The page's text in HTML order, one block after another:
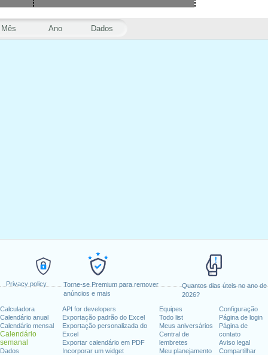
Privacy policy
Torne-se Premium para remover
anúncios e mais
Quantos dias úteis no ano de
2026?
Calculadora
Calendário anual
Calendário mensal
Calendário
semanal
Dados
API for developers
Exportação padrão do Excel
Exportação personalizada do
Excel
Exportar calendário em PDF
Incorporar um widget
Equipes
Todo list
Meus aniversários
Central de
lembretes
Meu planejamento
Configuração
Página de login
Página de
contato
Aviso legal
Compartilhar
Mês Ano Dados